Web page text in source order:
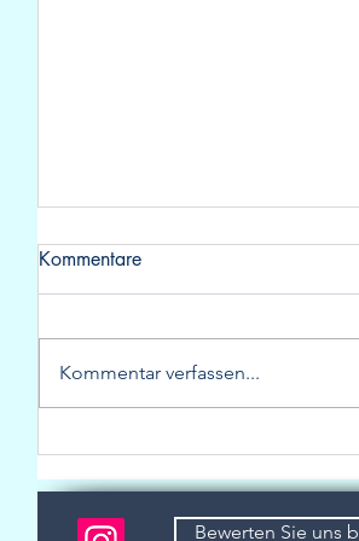
Flybridge – skandinavische
Kommentare
Kommentar verfassen...
Bewerten Sie uns